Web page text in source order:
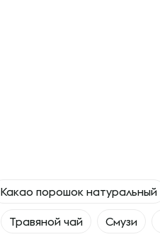
Какао порошок натуральный
Травяной чай Смузи